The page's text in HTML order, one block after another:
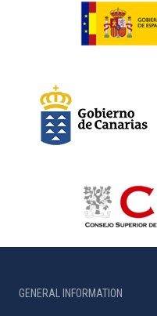
GENERAL INFORMATION